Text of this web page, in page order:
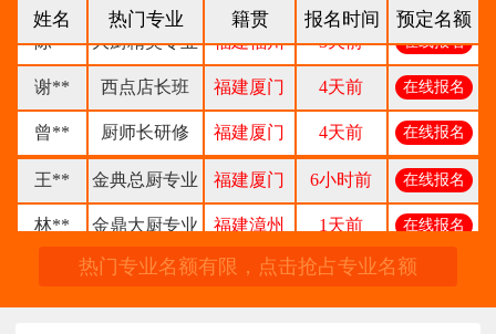
姓名 热门专业 籍贯 报名时间 预定名额
陈** 大厨精英专业 福建福州 3天前
谢** 西点店长班 福建厦门 4天前 在线报名
曾** 厨师长研修 福建厦门 4天前 在线报名
王** 金典总厨专业 福建厦门 6小时前 在线报名
林** 金鼎大厨专业 福建漳州 1天前 在线报名
时尚西点专业 福建泉州 3天前 在线报名
张** 金领大厨专业 福建厦门 8小时前 在线报名
热门专业名额有限，点击抢占专业名额